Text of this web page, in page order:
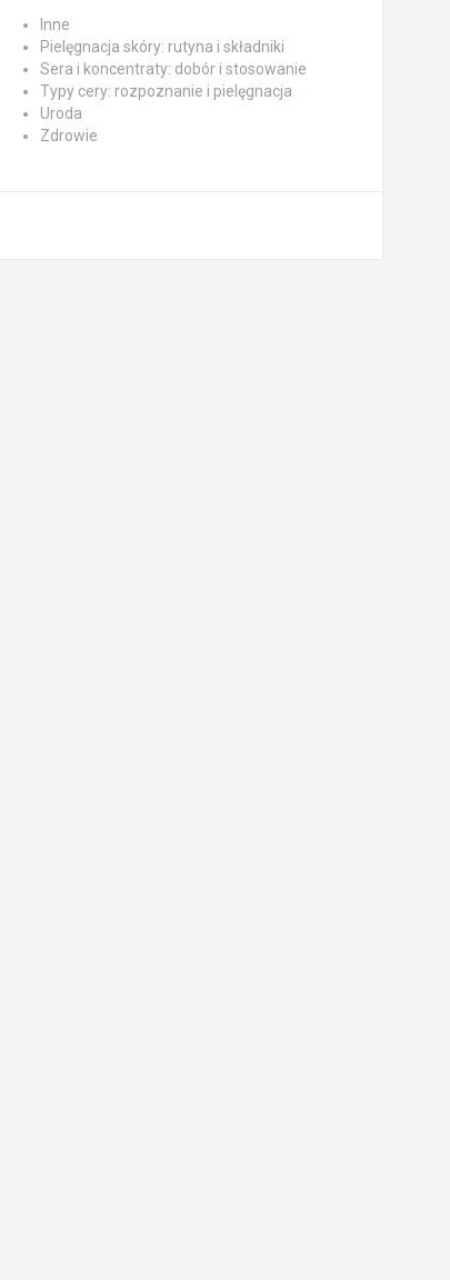
Inne
Pielęgnacja skóry: rutyna i składniki
Sera i koncentraty: dobór i stosowanie
Typy cery: rozpoznanie i pielęgnacja
Uroda
Zdrowie